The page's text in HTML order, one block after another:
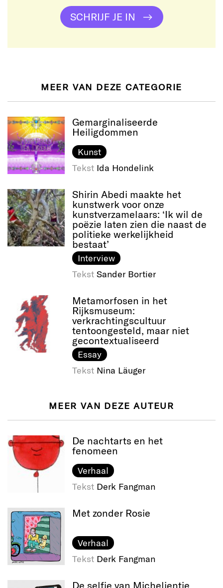
SCHRIJF JE IN
MEER VAN DEZE CATEGORIE
Gemarginaliseerde
Heiligdommen
Kunst
Tekst Ida Hondelink
Shirin Abedi maakte het
kunstwerk voor onze
kunstverzamelaars: ‘Ik wil de
poëzie laten zien die naast de
politieke werkelijkheid
bestaat’
Interview
Tekst Sander Bortier
Metamorfosen in het
Rijksmuseum:
verkrachtingscultuur
tentoongesteld, maar niet
gecontextualiseerd
Essay
Tekst Nina Läuger
MEER VAN DEZE AUTEUR
De nachtarts en het
fenomeen
Verhaal
Tekst Derk Fangman
Met zonder Rosie
Verhaal
Tekst Derk Fangman
De selfie van Michelientje